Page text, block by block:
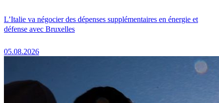
L’Italie va négocier des dépenses supplémentaires en énergie et
défense avec Bruxelles
05.08.2026